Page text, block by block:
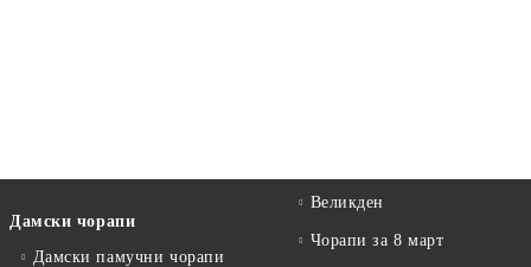
Дамски чорапи
Дамски памучни чорапи
Великден
Чорапи за 8 март